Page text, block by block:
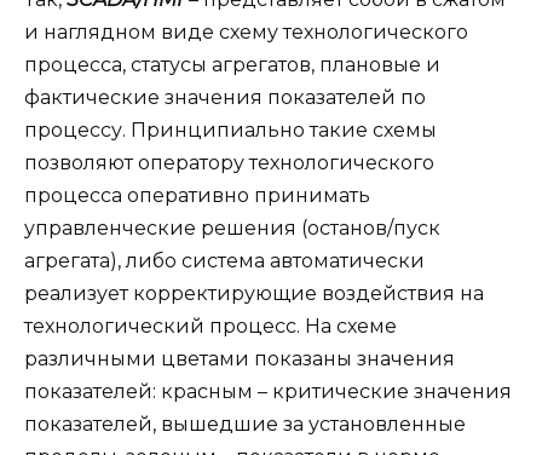
и наглядном виде схему технологического
процесса, статусы агрегатов, плановые и
фактические значения показателей по
процессу. Принципиально такие схемы
позволяют оператору технологического
процесса оперативно принимать
управленческие решения (останов/пуск
агрегата), либо система автоматически
реализует корректирующие воздействия на
технологический процесс. На схеме
различными цветами показаны значения
показателей: красным – критические значения
показателей, вышедшие за установленные